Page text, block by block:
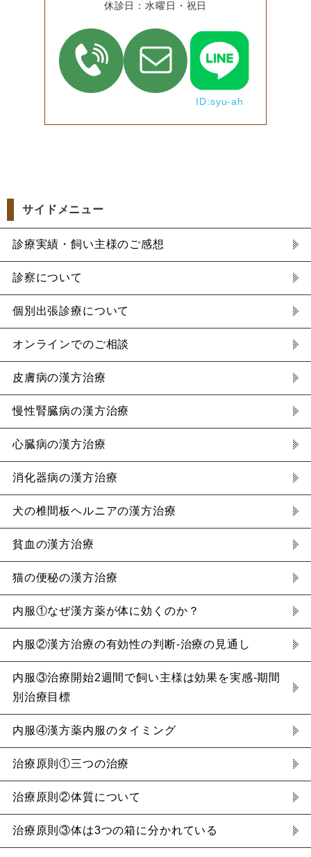
休診日：水曜日・祝日
ID:syu-ah
サイドメニュー
診療実績・飼い主様のご感想
診察について
個別出張診療について
オンラインでのご相談
皮膚病の漢方治療
慢性腎臓病の漢方治療
心臓病の漢方治療
消化器病の漢方治療
犬の椎間板ヘルニアの漢方治療
貧血の漢方治療
猫の便秘の漢方治療
内服①なぜ漢方薬が体に効くのか？
内服②漢方治療の有効性の判断-治療の見通し
内服③治療開始2週間で飼い主様は効果を実感-期間
別治療目標
内服④漢方薬内服のタイミング
治療原則①三つの治療
治療原則②体質について
治療原則③体は3つの箱に分かれている